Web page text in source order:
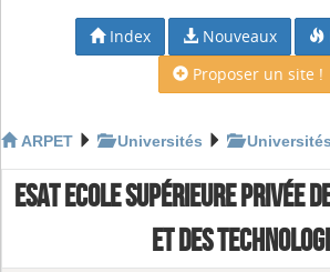
Index Nouveaux
Proposer un site !
ARPET Universités
ESAT ECOLE SUPÉRIEURE PRIVÉE
ET DES